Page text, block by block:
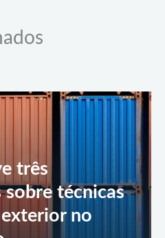
três
sobre técnicas
no